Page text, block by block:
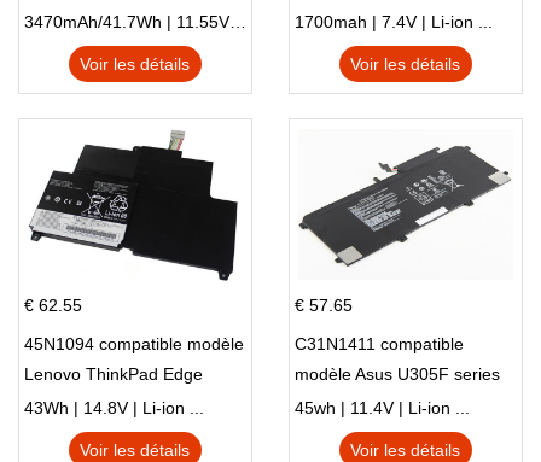
3470mAh/41.7Wh | 11.55V | Li-ion ...
Voir les détails
IC-F61 IC-M87
1700mah | 7.4V | Li-ion ...
Voir les détails
€ 62.55
45N1094 compatible modèle
Lenovo ThinkPad Edge
S230u Twist
43Wh | 14.8V | Li-ion ...
Voir les détails
€ 57.65
C31N1411 compatible
modèle Asus U305F series
45wh | 11.4V | Li-ion ...
Voir les détails